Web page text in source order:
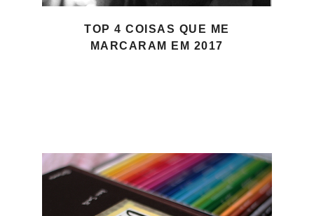
TOP 4 COISAS QUE ME
MARCARAM EM 2017